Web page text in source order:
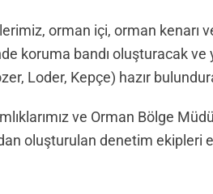
orman içi, orman kenarı
koruma bandı oluşturacak ve
Loder, Kepçe) hazır
ve Orman Bölge
oluşturulan denetim ekipleri